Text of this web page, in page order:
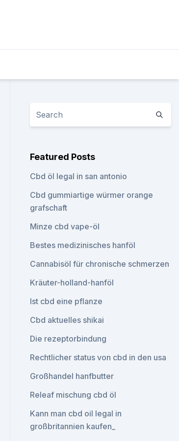
Featured Posts
Cbd öl legal in san antonio
Cbd gummiartige würmer orange
grafschaft
Minze cbd vape-öl
Bestes medizinisches hanföl
Cannabisöl für chronische schmerzen
Kräuter-holland-hanföl
Ist cbd eine pflanze
Cbd aktuelles shikai
Die rezeptorbindung
Rechtlicher status von cbd in den usa
Großhandel hanfbutter
Releaf mischung cbd öl
Kann man cbd oil legal in
großbritannien kaufen_